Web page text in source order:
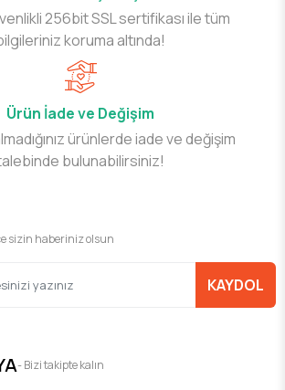
256bit SSL sertifikası ile tüm
koruma altında!
Ürün İade ve Değişim
ürünlerde iade ve değişim
bulunabilirsiniz!
sizin haberiniz olsun
KAYDOL
- Bizi takipte kalın